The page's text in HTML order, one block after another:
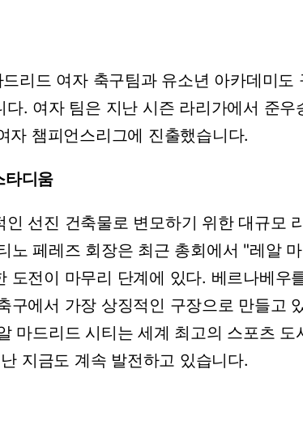
드리드 여자 축구팀과 유소년 아카데미도
다. 여자 팀은 지난 시즌 라리가에서 준우
자 챔피언스리그에 진출했습니다.
디움
인 선진 건축물로 변모하기 위한 대규모
노 페레즈 회장은 최근 총회에서 "레알
도전이 마무리 단계에 있다. 베르나베우
구에서 가장 상징적인 구장으로 만들고
마드리드 시티는 세계 최고의 스포츠 도
지금도 계속 발전하고 있습니다.